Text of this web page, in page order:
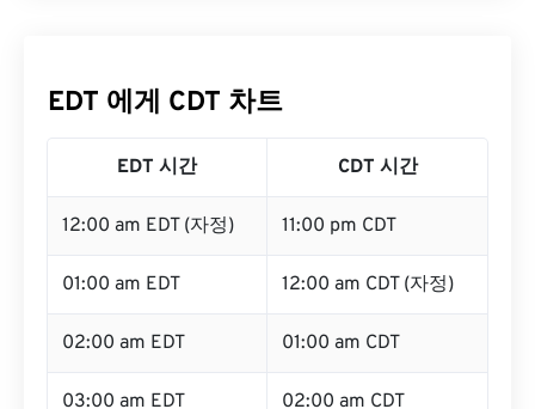
EDT 에게 CDT 차트
EDT 시간 CDT 시간
12:00 am EDT (자정) 11:00 pm CDT
01:00 am EDT 12:00 am CDT (자정)
02:00 am EDT 01:00 am CDT
03:00 am EDT 02:00 am CDT